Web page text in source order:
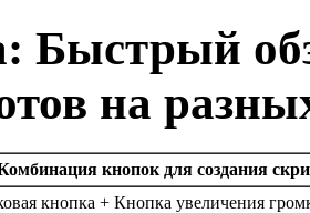
Быстрый
на
кнопок для создания
кнопка + Кнопка увеличения